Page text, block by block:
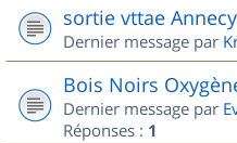
sortie vttae Annecy
Dernier message par
Bois Noirs
Dernier message par
Réponses : 1